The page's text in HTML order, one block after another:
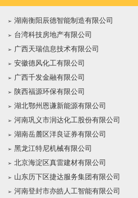
湖南衡阳辰德智能制造有限公司
台湾科技房地产有限公司
广西天瑞信息技术有限公司
安徽德风化工有限公司
广西千发金融有限公司
陕西福源环保有限公司
湖北鄂州恩谦新能源有限公司
河南巩义市润达化工股份有限公司
湖南岳麓区洋良证券有限公司
黑龙江特尼机械有限公司
北京海淀区真雷建材有限公司
山东历下区捷达服务集团有限公司
河南登封市亦皓人工智能有限公司